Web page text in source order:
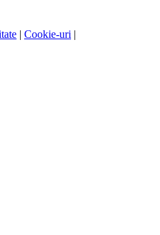
| Cookie-uri |